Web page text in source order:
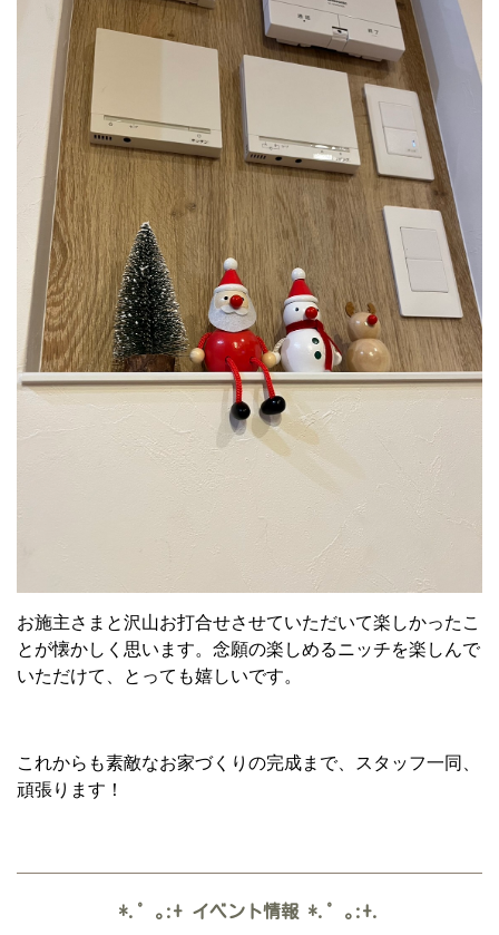
お施主さまと沢山お打合せさせていただいて楽しかったこ
とが懐かしく思います。念願の楽しめるニッチを楽しんで
いただけて、とっても嬉しいです。
これからも素敵なお家づくりの完成まで、スタッフ一同、
頑張ります！
*.゜｡:+ イベント情報 *.゜｡:+.